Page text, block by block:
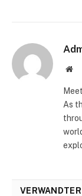
As
VERWANDTER